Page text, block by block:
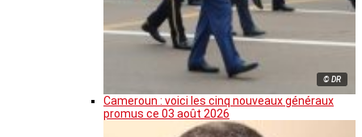
© DR
Cameroun : voici les cinq nouveaux généraux
promus ce 03 août 2026